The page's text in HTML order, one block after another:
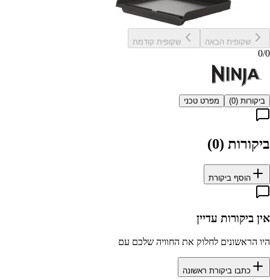
שקופית הבאה שקופית קודמת
0/0
ביקורות (0
) מפרט טכני
ביקורות (0
)
הוסף ביקורת
אין ביקורות עדיין
היו הראשונים לחלוק את החוויה שלכם עם
כתבו ביקורת ראשונה